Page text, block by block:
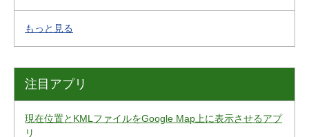
もっと見る
注目アプリ
現在位置とKMLファイルをGoogle Map上に表示させるアプ
リ